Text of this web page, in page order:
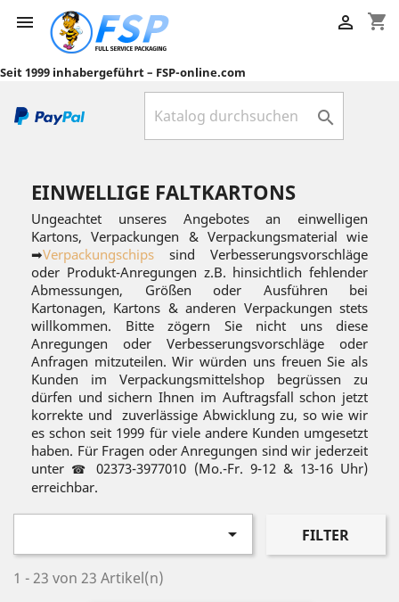
 shopping_cart

Seit 1999 inhabergeführt – FSP-online.com

EINWELLIGE FALTKARTONS
Ungeachtet unseres Angebotes an einwelligen
Kartons, Verpackungen & Verpackungsmaterial wie
➡Verpackungschips sind Verbesserungsvorschläge
oder Produkt-Anregungen z.B. hinsichtlich fehlender
Abmessungen, Größen oder Ausführen bei
Kartonagen, Kartons & anderen Verpackungen stets
willkommen. Bitte zögern Sie nicht uns diese
Anregungen oder Verbesserungsvorschläge oder
Anfragen mitzuteilen. Wir würden uns freuen Sie als
Kunden im Verpackungsmittelshop begrüssen zu
dürfen und sichern Ihnen im Auftragsfall schon jetzt
korrekte und zuverlässige Abwicklung zu, so wie wir
es schon seit 1999 für viele andere Kunden umgesetzt
haben. Für Fragen oder Anregungen sind wir jederzeit
unter ☎
02373-3977010 (Mo.-Fr. 9-12 & 13-16 Uhr)
erreichbar.
 FILTER
1 - 23 von 23 Artikel(n)